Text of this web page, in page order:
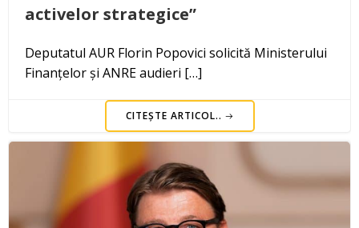
activelor strategice”
Deputatul AUR Florin Popovici solicită Ministerului
Finanțelor și ANRE audieri […]
CITEȘTE ARTICOL..